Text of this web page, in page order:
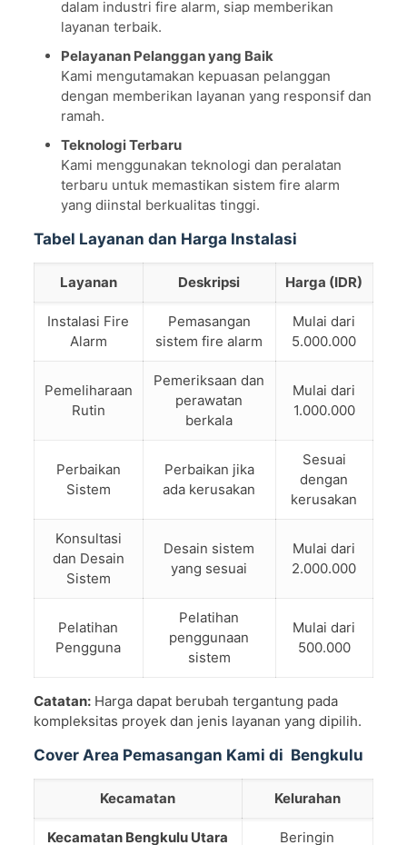
dalam industri fire alarm, siap memberikan
layanan terbaik.
Pelayanan Pelanggan yang Baik
Kami mengutamakan kepuasan pelanggan
dengan memberikan layanan yang responsif dan
ramah.
Teknologi Terbaru
Kami menggunakan teknologi dan peralatan
terbaru untuk memastikan sistem fire alarm
yang diinstal berkualitas tinggi.
Tabel Layanan dan Harga Instalasi
Layanan Deskripsi Harga (IDR)
Instalasi Fire
Alarm
Pemasangan
sistem fire alarm
Mulai dari
5.000.000
Pemeliharaan
Rutin
Pemeriksaan dan
perawatan
berkala
Mulai dari
1.000.000
Perbaikan
Sistem
Perbaikan jika
ada kerusakan
Sesuai
dengan
kerusakan
Konsultasi
dan Desain
Sistem
Desain sistem
yang sesuai
Mulai dari
2.000.000
Pelatihan
Pengguna
Pelatihan
penggunaan
sistem
Mulai dari
500.000
Catatan:Harga dapat berubah tergantung pada
kompleksitas proyek dan jenis layanan yang dipilih.
Cover Area Pemasangan Kami di Bengkulu
Kecamatan Kelurahan
Kecamatan Bengkulu Utara Beringin